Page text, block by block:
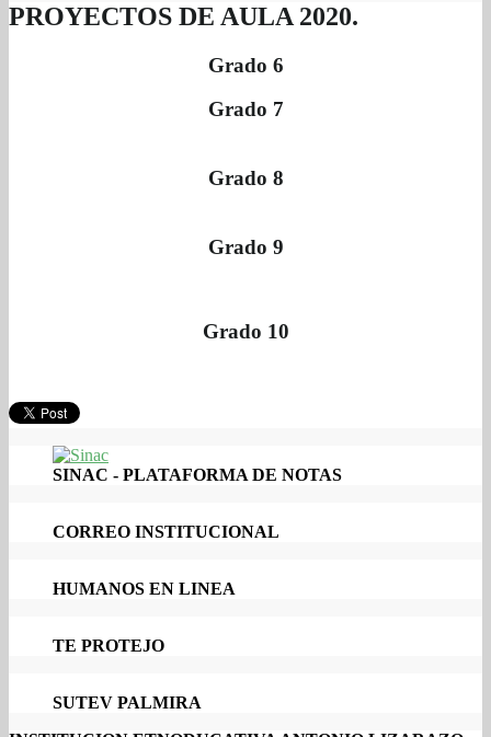
PROYECTOS DE AULA 2020.
Grado 6
Grado 7
Grado 8
Grado 9
Grado 10
SINAC - PLATAFORMA DE NOTAS
CORREO INSTITUCIONAL
HUMANOS EN LINEA
TE PROTEJO
SUTEV PALMIRA